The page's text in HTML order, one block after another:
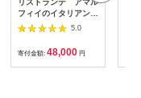
リストランテ アマル
フィイのイタリアンデ
ィナーコースA ペア
5.0
寄付金額: 48,000 円